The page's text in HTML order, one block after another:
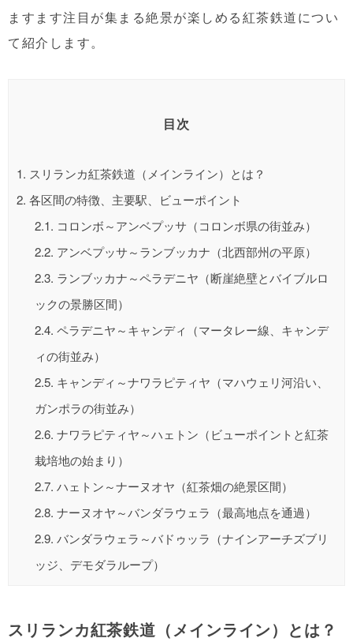
ますます注目が集まる絶景が楽しめる紅茶鉄道につい
て紹介します。
目次
1. スリランカ紅茶鉄道（メインライン）とは？
2. 各区間の特徴、主要駅、ビューポイント
2.1. コロンボ～アンベプッサ（コロンボ県の街並み）
2.2. アンベプッサ～ランブッカナ（北西部州の平原）
2.3. ランブッカナ～ペラデニヤ（断崖絶壁とバイブルロ
ックの景勝区間）
2.4. ペラデニヤ～キャンディ（マータレー線、キャンデ
ィの街並み）
2.5. キャンディ～ナワラピティヤ（マハウェリ河沿い、
ガンポラの街並み）
2.6. ナワラピティヤ～ハェトン（ビューポイントと紅茶
栽培地の始まり）
2.7. ハェトン～ナーヌオヤ（紅茶畑の絶景区間）
2.8. ナーヌオヤ～バンダラウェラ（最高地点を通過）
2.9. バンダラウェラ～バドゥッラ（ナインアーチズブリ
ッジ、デモダラループ）
スリランカ紅茶鉄道（メインライン）とは？